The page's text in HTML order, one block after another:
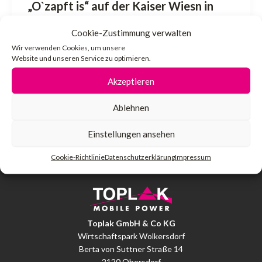
Cookie-Zustimmung verwalten
Wir verwenden Cookies, um unsere
Website und unseren Service zu optimieren.
Akzeptieren
Ablehnen
Einstellungen ansehen
Cookie-RichtlinieDatenschutzerklärungImpressum
„O`zapft is“ auf der Kaiser Wiesn in
admin/17. Mai 2024
Nach 4 Wochen Aufbau steht dem Feiern
nichts mehr im Wege. Die komplette
Stromversorgung ab 2 TST ( à 800kVA) […]
Toplak GmbH & Co KG
Wirtschaftspark Wolkersdorf
Berta von Suttner Straße 14